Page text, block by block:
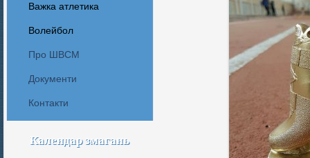
Важка атлетика
Волейбол
Про ШВСМ
Документи
Контакти
Календар змагань